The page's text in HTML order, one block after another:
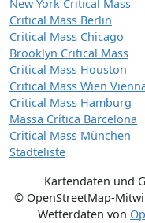
New York Critical Mass
Critical Mass Berlin
Critical Mass Chicago
Brooklyn Critical Mass
Critical Mass Houston
Critical Mass Wien
Critical Mass Hamburg
Massa Crítica Barcelona
Critical Mass München
Städteliste
Kartendaten und
© OpenStreetMap-
Wetterdaten von